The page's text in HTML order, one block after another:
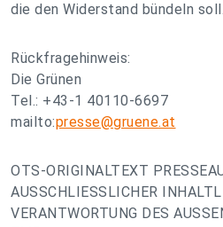
die den Widerstand bündeln soll.
Rückfragehinweis:
Die Grünen
Tel.: +43-1 40110-6697
mailto:presse@gruene.at
OTS-ORIGINALTEXT
AUSSCHLIESSLICHER
VERANTWORTUNG DES